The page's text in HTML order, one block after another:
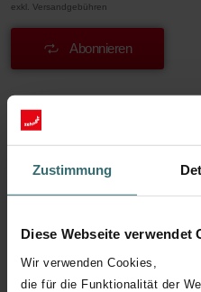
Zustimmung
Diese Webseite verwendet
Wir verwenden Cookies,
die für die Funktionalität der
exkl. Versandgebühren
Abonnieren
Mehr erfahren über
ComfoCube
für Filterbox DN160,
1 Stück
Coarse 65%, ehemals G4) für
Abmessungen: 350 mm x 250